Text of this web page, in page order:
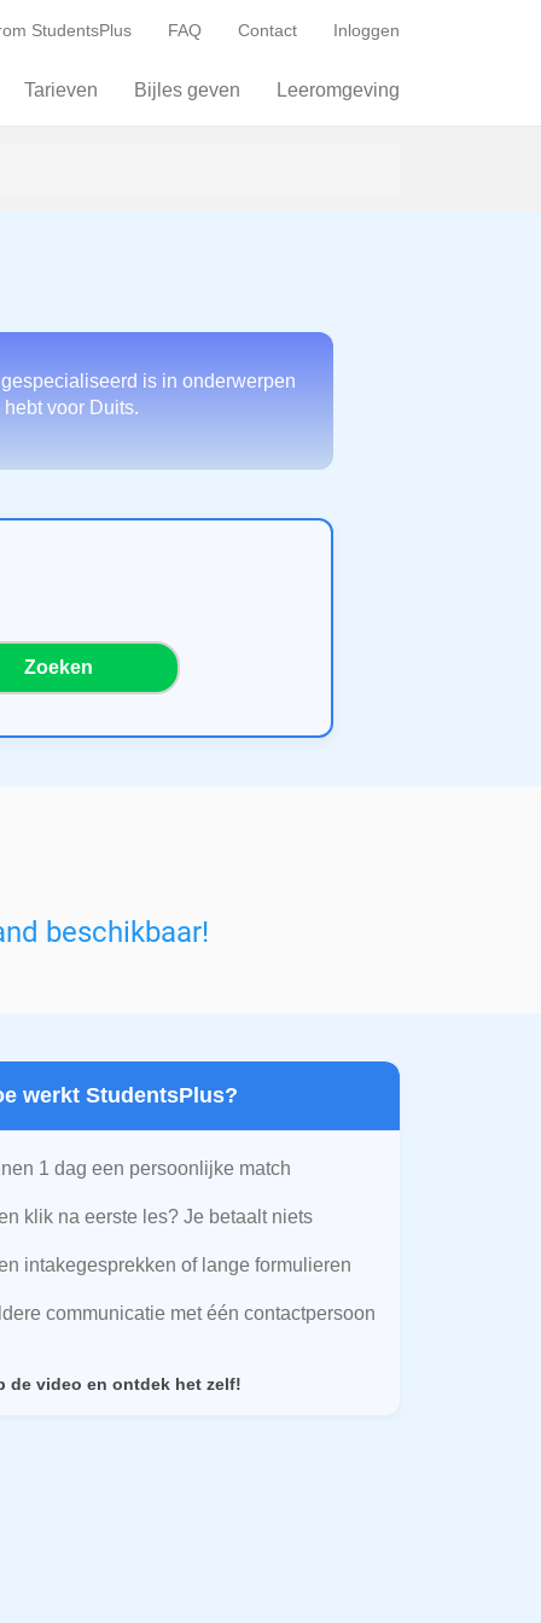
StudentsPlus FAQ Contact Inloggen
Tarieven Bijles geven Leeromgeving
is in onderwerpen
voor Duits.
Zoeken
beschikbaar!
werkt StudentsPlus?
1 dag een persoonlijke match
klik na eerste les? Je betaalt niets
intakegesprekken of lange formulieren
communicatie met één contactpersoon
de video en ontdek het zelf!